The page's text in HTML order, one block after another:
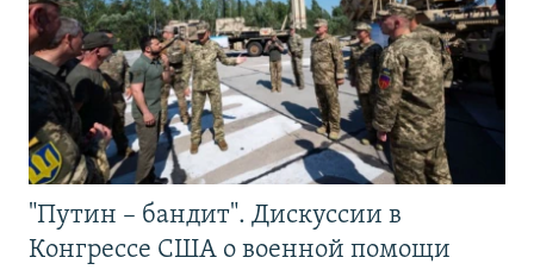
"Путин – бандит". Дискуссии в
Конгрессе США о военной помощи